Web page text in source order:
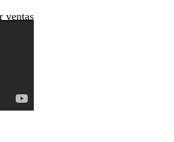
ventas